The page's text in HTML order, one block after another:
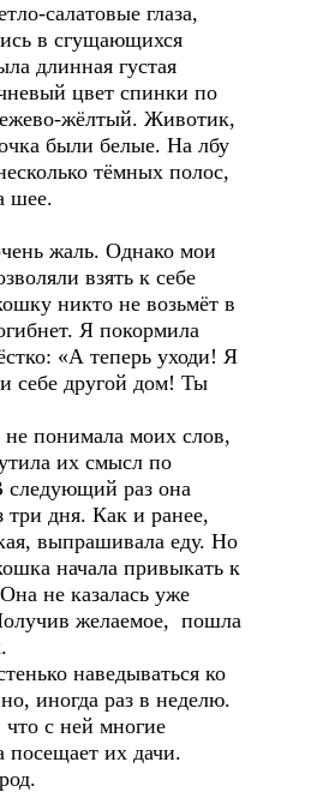
салатовые глаза,
в сгущающихся
длинная густая
цвет спинки по
жёлтый. Животик,
были белые. На лбу
тёмных полос,
шее.
жаль. Однако мои
взять к себе
никто не возьмёт в
Я покормила
«А теперь уходи! Я
себе другой дом! Ты
понимала моих слов,
их смысл по
следующий раз она
дня. Как и ранее,
выпрашивала еду. Но
начала привыкать к
не казалась уже
желаемое, пошла
наведываться ко
иногда раз в неделю.
что с ней многие
посещает их дачи.